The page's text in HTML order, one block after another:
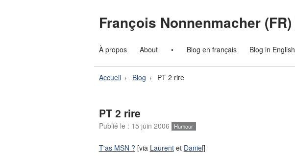
François Nonnenmacher (FR)
À propos About • Blog en français Blog in English
Accueil Blog PT 2 rire
PT 2 rire
Publié le : 15 juin 2006 Humour
T'as MSN ? [via Laurentet Daniel]